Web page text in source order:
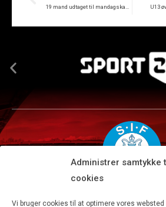
Administrer samtykke
cookies
Vi bruger cookies til at optimere vores
19 mand udtaget til mandagskampen mod Hvidovre IF U13